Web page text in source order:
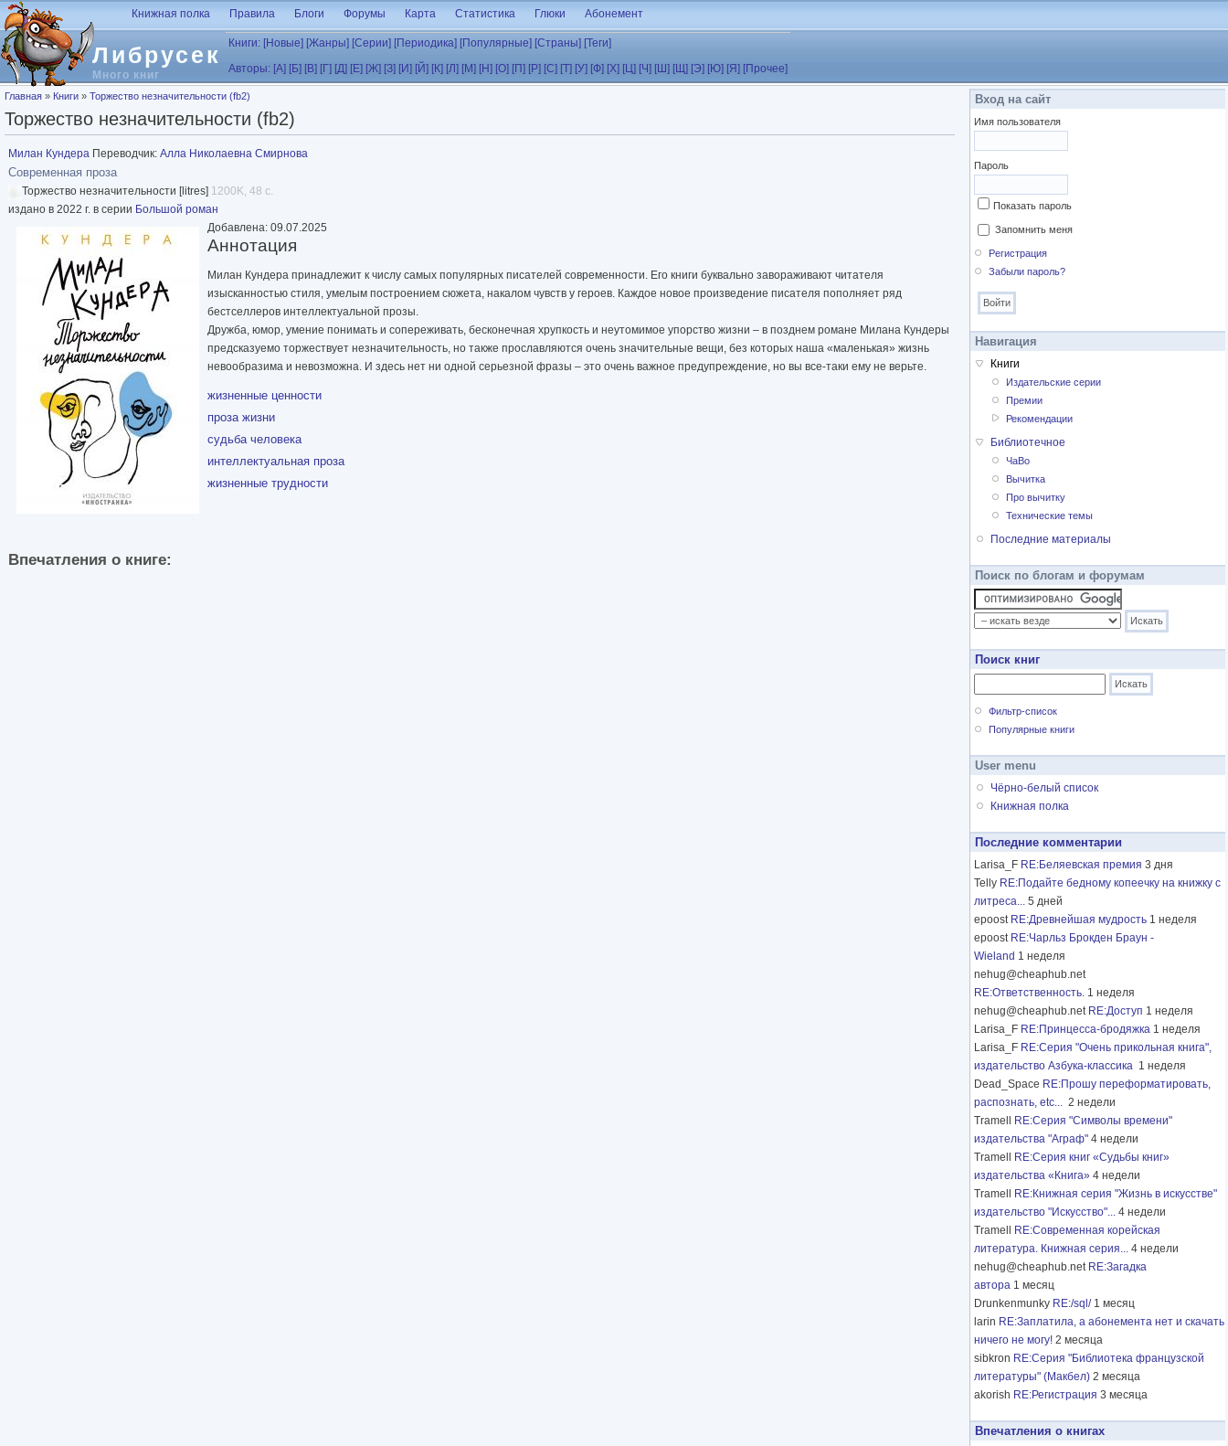
Перейти к основному содержанию
Либрусек
Много книг
Книжная полка Правила Блоги Форумы Карта Статистика Глюки Абонемент
Книги: [Новые] [Жанры] [Серии] [Периодика] [Популярные] [Страны] [Теги]
Авторы: [А] [Б] [В] [Г] [Д] [Е] [Ж] [З] [И] [Й] [К] [Л] [М] [Н] [О] [П] [Р] [С] [Т] [У] [Ф] [Х] [Ц] [Ч] [Ш] [Щ] [Э] [Ю] [Я] [Прочее]
Вы здесь
Главная » Книги » Торжество незначительности (fb2)
Торжество незначительности (fb2)
Милан Кундера Переводчик: Алла Николаевна Смирнова
Современная проза
Торжество незначительности [litres] 1200K, 48 с.
издано в 2022 г. в серии Большой роман
Добавлена: 09.07.2025
Аннотация
Милан Кундера принадлежит к числу самых популярных писателей современности. Его книги буквально завораживают читателя
изысканностью стиля, умелым построением сюжета, накалом чувств у героев. Каждое новое произведение писателя пополняет ряд
бестселлеров интеллектуальной прозы.
Дружба, юмор, умение понимать и сопереживать, бесконечная хрупкость и неутомимое упорство жизни – в позднем романе Милана Кундеры
предсказуемо торжествует незначительность, но также прославляются очень значительные вещи, без которых наша «маленькая» жизнь
невообразима и невозможна. И здесь нет ни одной серьезной фразы – это очень важное предупреждение, но вы все-таки ему не верьте.
жизненные ценности
проза жизни
судьба человека
интеллектуальная проза
жизненные трудности
Впечатления о книге:
Вход на сайт
Имя пользователя
Пароль
Показать пароль
Запомнить меня
Регистрация
Забыли пароль?
Навигация
Книги
Издательские серии
Премии
Рекомендации
Библиотечное
ЧаВо
Вычитка
Про вычитку
Технические темы
Последние материалы
Поиск по блогам и форумам
Поиск книг
Фильтр-список
Популярные книги
User menu
Чёрно-белый список
Книжная полка
Последние комментарии
Larisa_F RE:Беляевская премия 3 дня
Telly RE:Подайте бедному копеечку на книжку с
литреса... 5 дней
epoost RE:Древнейшая мудрость 1 неделя
epoost RE:Чарльз Брокден Браун -
Wieland 1 неделя
nehug@cheaphub.net
RE:Ответственность. 1 неделя
nehug@cheaphub.net RE:Доступ 1 неделя
Larisa_F RE:Принцесса-бродяжка 1 неделя
Larisa_F RE:Серия "Очень прикольная книга",
издательство Азбука-классика 1 неделя
Dead_Space RE:Прошу переформатировать,
распознать, etc... 2 недели
Tramell
RE:Серия "Символы времени"
издательства "Аграф" 4 недели
Tramell
RE:Серия книг «Судьбы книг»
издательства «Книга» 4 недели
Tramell
RE:Книжная серия "Жизнь в искусстве"
издательство "Искусство"... 4 недели
Tramell
RE:Современная корейская
литература. Книжная серия... 4 недели
nehug@cheaphub.net RE:Загадка
автора 1 месяц
Drunkenmunky RE:/sql/ 1 месяц
larin RE:Заплатила, а абонемента нет и скачать
ничего не могу! 2 месяца
sibkron RE:Серия "Библиотека французской
литературы" (Макбел) 2 месяца
akorish RE:Регистрация 3 месяца
Впечатления о книгах